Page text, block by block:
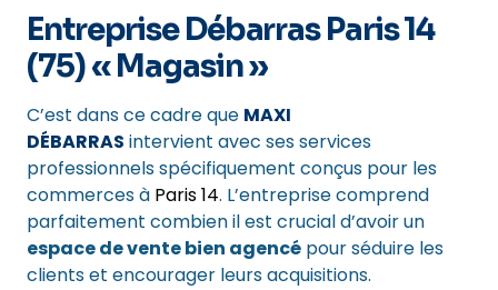
Entreprise Débarras Paris 14
(75) « Magasin »
C’est dans ce cadre que MAXI
DÉBARRAS intervient avec ses services
professionnels spécifiquement conçus pour les
commerces à Paris 14. L’entreprise comprend
parfaitement combien il est crucial d’avoir un
espace de vente bien agencé pour séduire les
clients et encourager leurs acquisitions.